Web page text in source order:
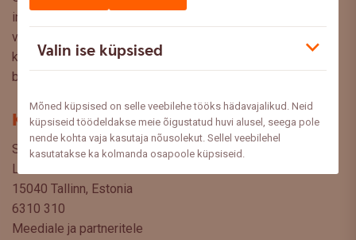
Valin ise küpsised
Mõned küpsised on selle veebilehe tööks hädavajalikud. Neid
küpsiseid töödeldakse meie õigustatud huvi alusel, seega pole
nende kohta vaja kasutaja nõusolekut. Sellel veebilehel
kasutatakse ka kolmanda osapoole küpsiseid.
infot ja kasulikke nõuandeid, et saaksite teha kaalutud
valikuid oma rahaasjade korraldamisel. Ootame väga teie
küsimusi, ettepanekuid ja arvamusi, millistel teemadel siit
blogist lugeda sooviksite: meedia@swedbank.ee.
Kontakt
Swedbank AS
Liivalaia 34
15040 Tallinn, Estonia
6310 310
Meediale ja partneritele